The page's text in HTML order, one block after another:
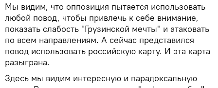
Мы видим, что оппозиция пытается использовать
любой повод, чтобы привлечь к себе внимание,
показать слабость "Грузинской мечты" и атаковать
по всем направлениям. А сейчас представился
повод использовать российскую карту. И эта карта
разыграна.
Здесь мы видим интересную и парадоксальную